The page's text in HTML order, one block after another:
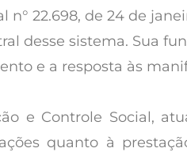
n° 22.698, de 24 de
desse sistema. Sua
e a resposta às
e Controle Social,
quanto à